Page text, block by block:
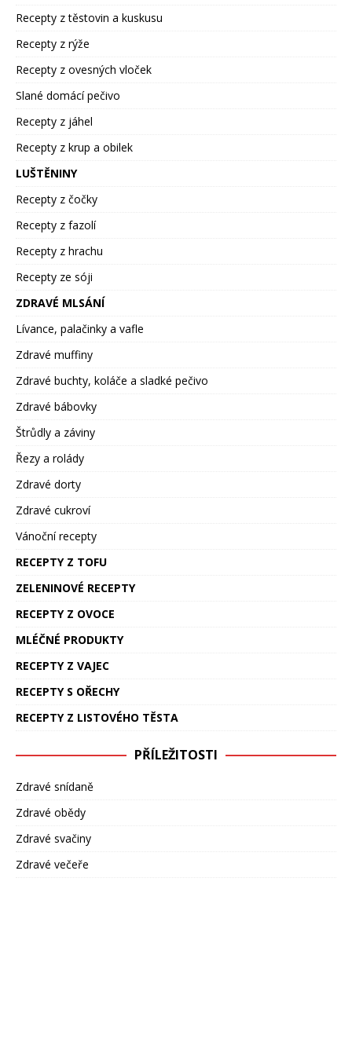
Recepty z těstovin a kuskusu
Recepty z rýže
Recepty z ovesných vloček
Slané domácí pečivo
Recepty z jáhel
Recepty z krup a obilek
LUŠTĚNINY
Recepty z čočky
Recepty z fazolí
Recepty z hrachu
Recepty ze sóji
ZDRAVÉ MLSÁNÍ
Lívance, palačinky a vafle
Zdravé muffiny
Zdravé buchty, koláče a sladké pečivo
Zdravé bábovky
Štrůdly a záviny
Řezy a rolády
Zdravé dorty
Zdravé cukroví
Vánoční recepty
RECEPTY Z TOFU
ZELENINOVÉ RECEPTY
RECEPTY Z OVOCE
MLÉČNÉ PRODUKTY
RECEPTY Z VAJEC
RECEPTY S OŘECHY
RECEPTY Z LISTOVÉHO TĚSTA
PŘÍLEŽITOSTI
Zdravé snídaně
Zdravé obědy
Zdravé svačiny
Zdravé večeře